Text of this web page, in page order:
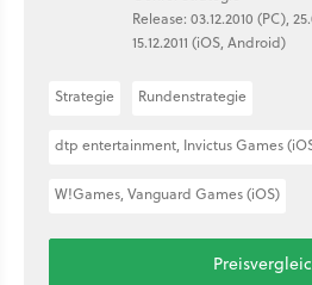
Release: 03.12.2010 (PC),
15.12.2011 (iOS, Android)
Strategie Rundenstrategie
dtp entertainment, Invictus Games
W!Games, Vanguard Games (iOS)